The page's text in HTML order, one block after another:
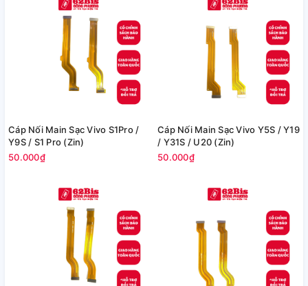
Cáp Nối Main Sạc Vivo S1Pro /
Y9S / S1 Pro (Zin)
50.000₫
Cáp Nối Main Sạc Vivo Y5S / Y19
/ Y31S / U20 (Zin)
50.000₫